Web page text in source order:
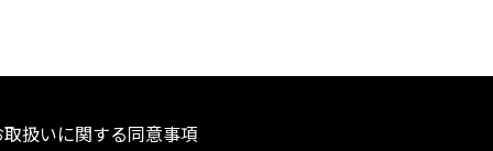
扱いに関する同意事項